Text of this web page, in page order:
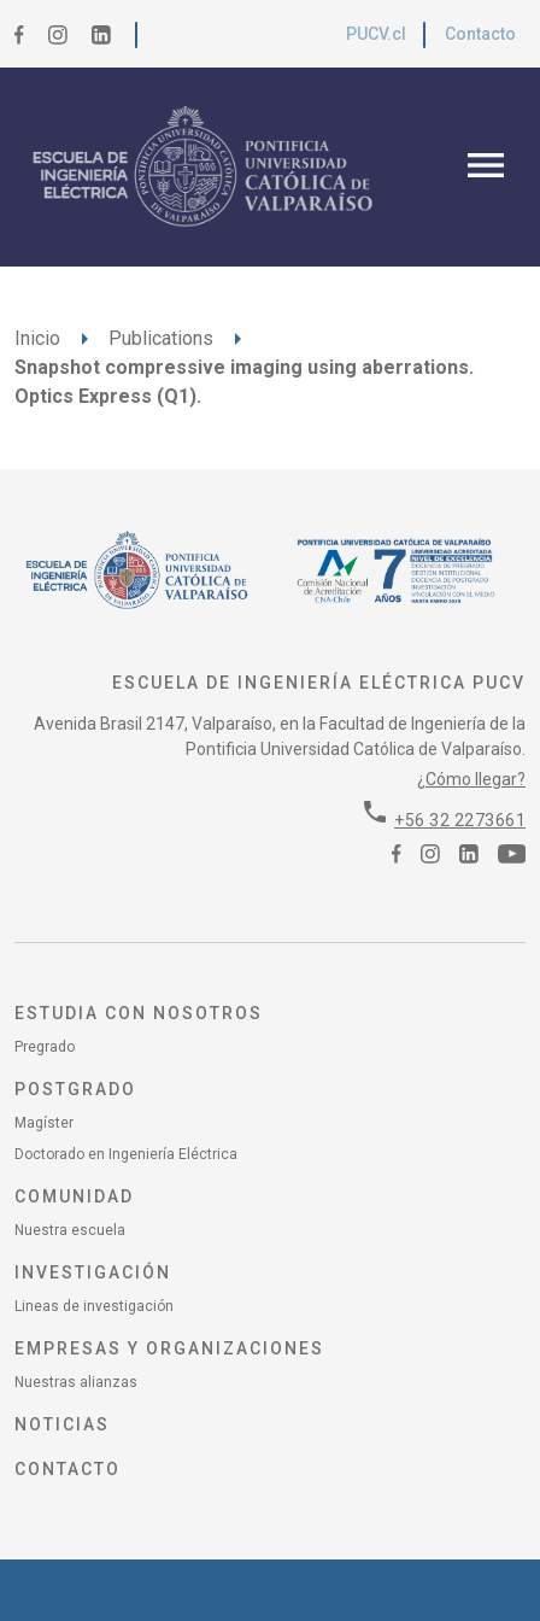
PUCV.cl Contacto
menu
Inicio arrow_right Publications arrow_right
Snapshot compressive imaging using aberrations.
Optics Express (Q1).
ESCUELA DE INGENIERÍA ELÉCTRICA PUCV
Avenida Brasil 2147, Valparaíso, en la Facultad de Ingeniería de la
Pontificia Universidad Católica de Valparaíso.
¿Cómo llegar?
phone +56 32 2273661
ESTUDIA CON NOSOTROS
Pregrado
POSTGRADO
Magíster
Doctorado en Ingeniería Eléctrica
COMUNIDAD
Nuestra escuela
INVESTIGACIÓN
Lineas de investigación
EMPRESAS Y ORGANIZACIONES
Nuestras alianzas
NOTICIAS
CONTACTO